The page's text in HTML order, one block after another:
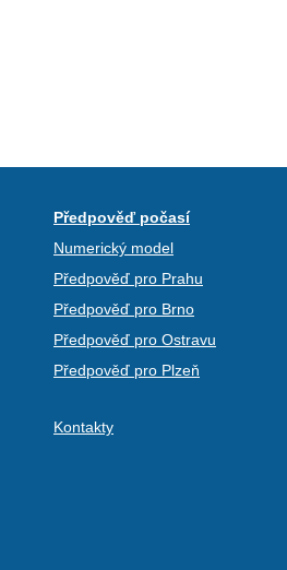
Předpověď počasí
Numerický model
Předpověď pro Prahu
Předpověď pro Brno
Předpověď pro Ostravu
Předpověď pro Plzeň
Kontakty